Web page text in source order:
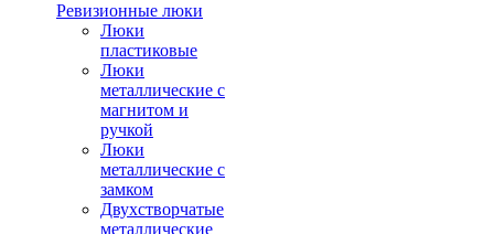
Ревизионные люки
Люки
пластиковые
Люки
металлические с
магнитом и
ручкой
Люки
металлические с
замком
Двухстворчатые
металлические